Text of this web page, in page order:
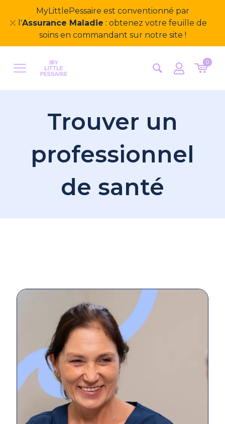
MyLittlePessaire est conventionné par
l'Assurance Maladie : obtenez votre feuille de
soins en commandant sur notre site !
✕
0
Trouver un
professionnel
de santé